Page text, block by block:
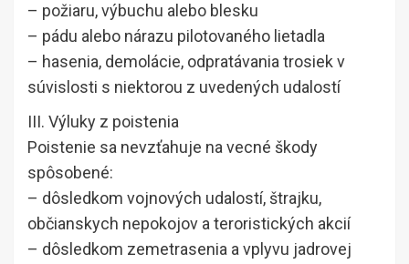
– požiaru, výbuchu alebo blesku
– pádu alebo nárazu pilotovaného lietadla
– hasenia, demolácie, odpratávania trosiek v
súvislosti s niektorou z uvedených udalostí
III. Výluky z poistenia
Poistenie sa nevzťahuje na vecné škody
spôsobené:
– dôsledkom vojnových udalostí, štrajku,
občianskych nepokojov a teroristických akcií
– dôsledkom zemetrasenia a vplyvu jadrovej